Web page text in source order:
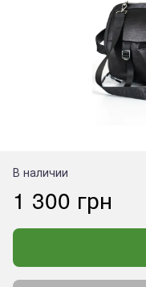
В наличии
1 300 грн